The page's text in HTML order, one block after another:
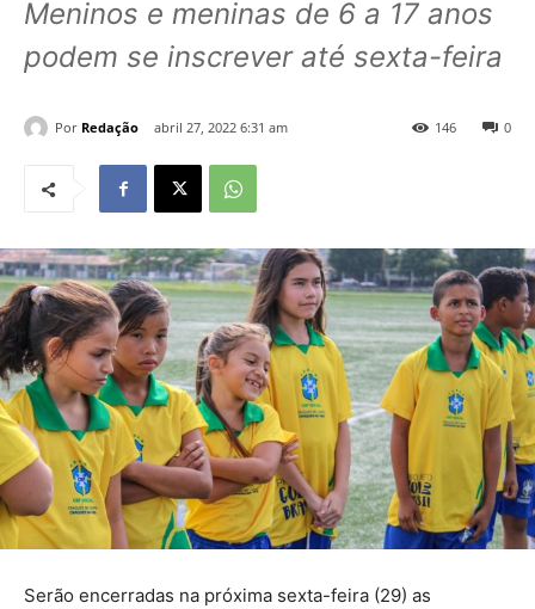
Meninos e meninas de 6 a 17 anos
podem se inscrever até sexta-feira
Por Redação abril 27, 2022 6:31 am 0
146
Serão encerradas na próxima sexta-feira (29) as